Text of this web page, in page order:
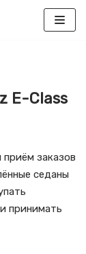
E-Class
заказов
седаны
принимать